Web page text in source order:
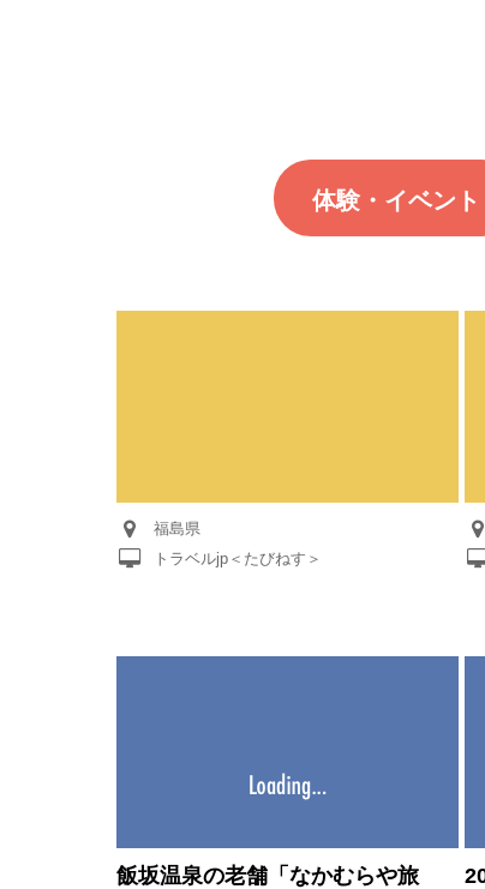
体験・イベント
福島県
トラベルjp＜たびねす＞
飯坂温泉の老舗「なかむらや旅